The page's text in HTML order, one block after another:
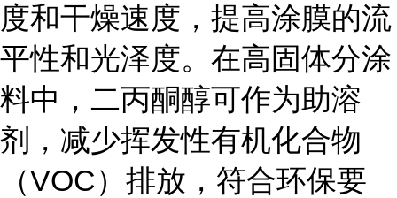
度和干燥速度，提高涂膜的流
平性和光泽度。在高固体分涂
料中，二丙酮醇可作为助溶
剂，减少挥发性有机化合物
（VOC）排放，符合环保要